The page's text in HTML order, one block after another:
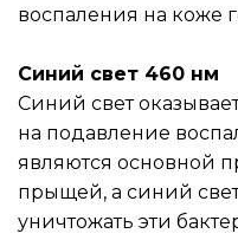
воспаления на коже
Синий свет 460 нм
Синий свет
на подавление
являются основной
прыщей, а синий
уничтожать эти